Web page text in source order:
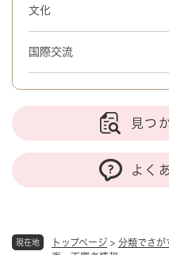
現在地 トップページ > 分類でさが
文化
国際交流
見つ
よく